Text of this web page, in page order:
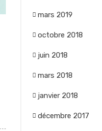
mars 2019
octobre 2018
juin 2018
mars 2018
janvier 2018
décembre 2017